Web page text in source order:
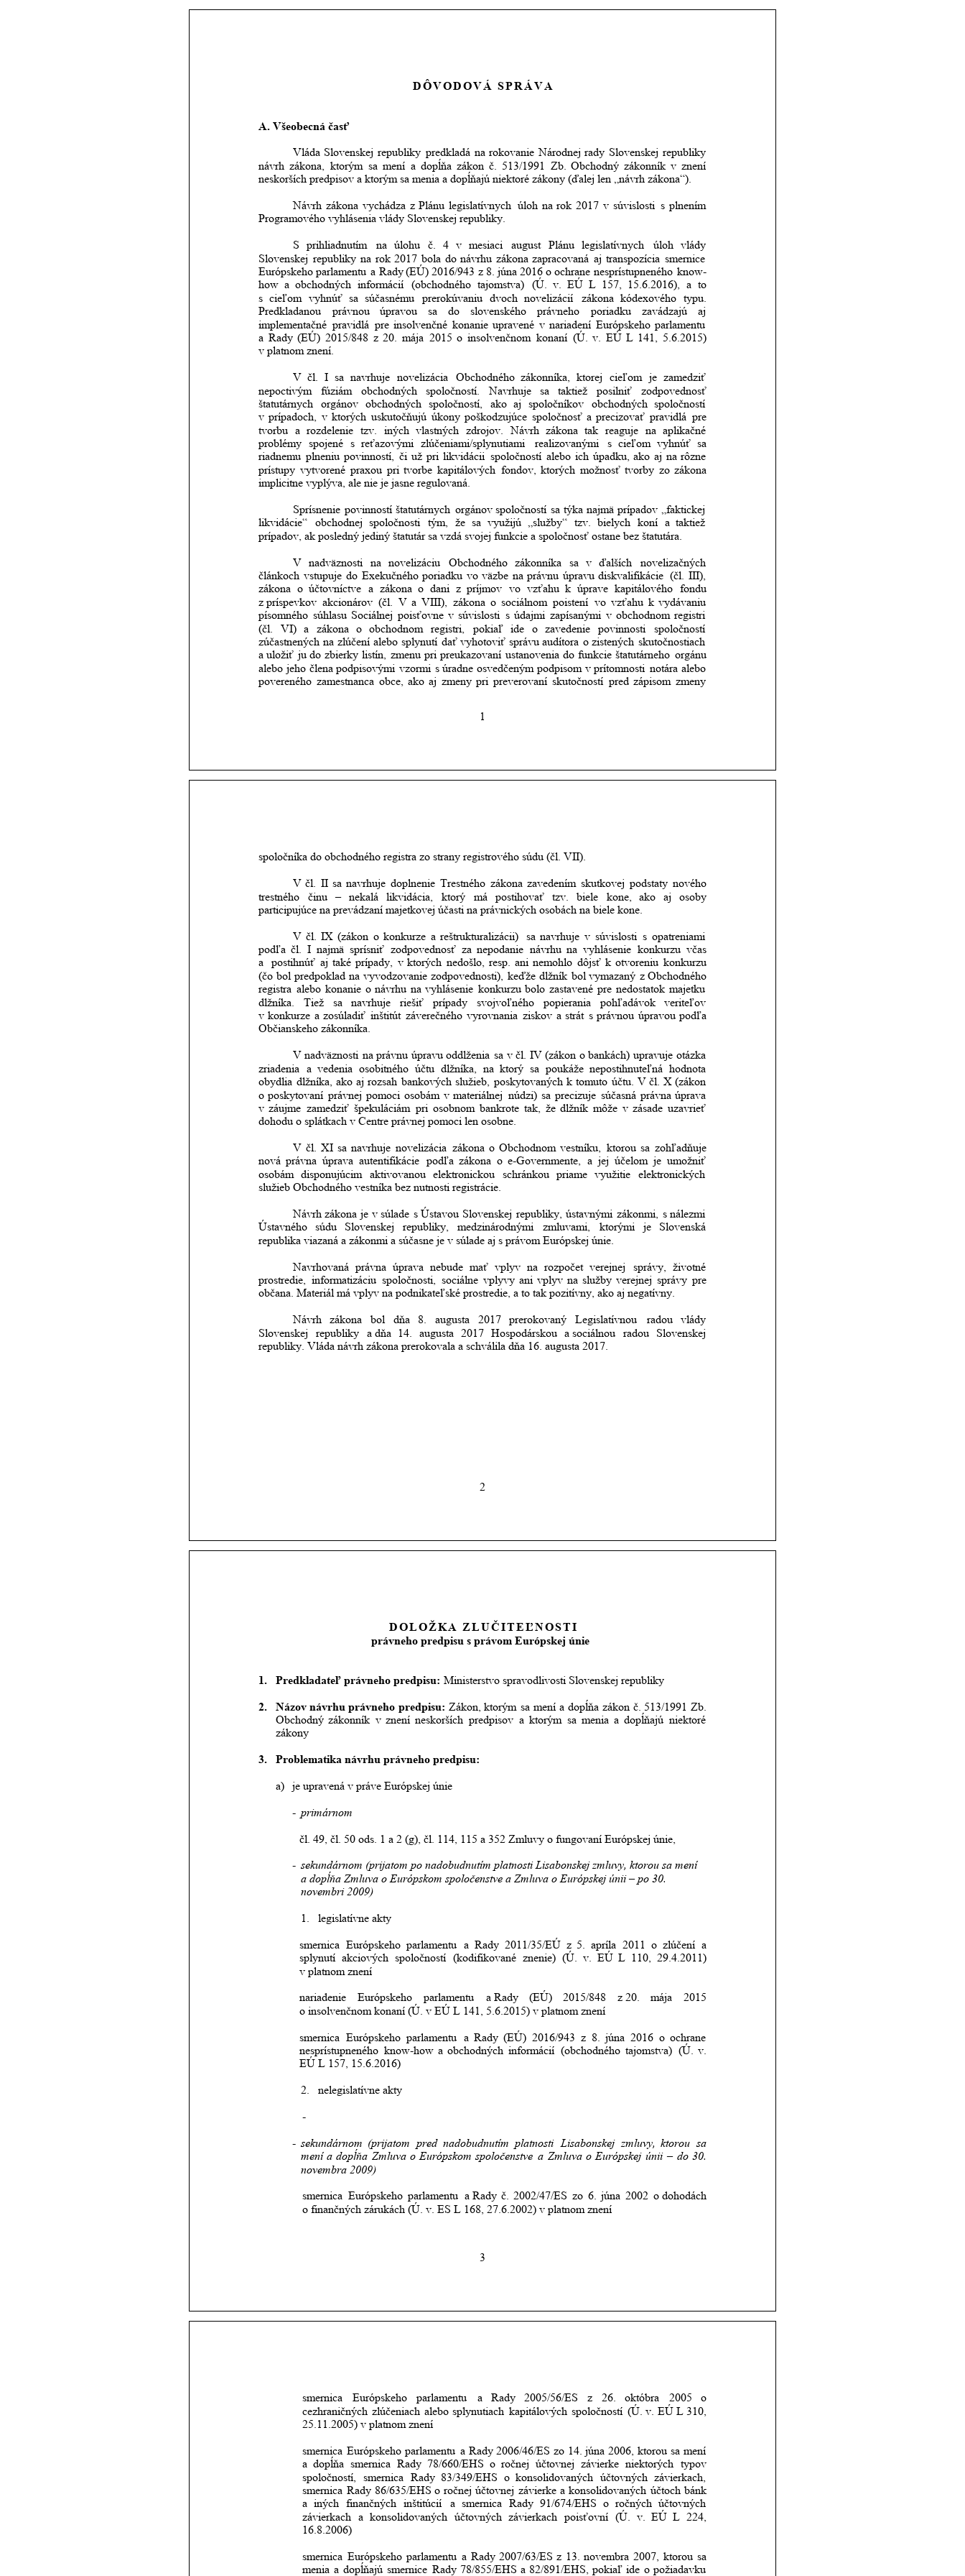
1
DÔVODOVÁ SPRÁVA
A. Všeobecná časť
Vláda Slovenskej republiky predkladá na rokovanie Národnej rady Slovenskej republiky
návrh zákona, ktorým sa mení a dopĺňa zákon č. 513/1991 Zb. Obchodný zákonník v znení
neskorších predpisov a ktorým sa menia a dopĺňajú niektoré zákony (ďalej len „návrh zákona“).
Návrh zákona vychádza z Plánu legislatívnych úloh na rok 2017 v súvislosti s plnením
Programového vyhlásenia vlády Slovenskej republiky.
S prihliadnutím na úlohu č. 4 v mesiaci august Plánu legislatívnych úloh
vlády
Slovenskej republiky na rok 2017 bola do návrhu zákona zapracovaná aj transpozícia smernice
Európskeho parlamentu a Rady (EÚ) 2016/943 z 8. júna 2016 o ochrane nesprístupneného know-
how a obchodných informácií (obchodného tajomstva) (Ú. v. EÚ L 157, 15.6.2016), a to
s cieľom vyhnúť sa súčasnému prerokúvaniu dvoch novelizácií zákona kódexového typu.
Predkladanou
právnou úpravou sa do slovenského právneho poriadku zavádzajú
aj
implementačné pravidlá pre insolvenčné konanie upravené v nariadení Európskeho parlamentu
a Rady (EÚ) 2015/848 z 20. mája 2015 o insolvenčnom konaní (Ú. v. EÚ L 141,
5.6.2015)
v platnom znení.
V čl. I sa navrhuje novelizácia Obchodného zákonníka, ktorej cieľom je zamedziť
nepoctivým
fúziám obchodných spoločností. Navrhuje sa taktiež posilniť
zodpovednosť
štatutárnych
orgánov obchodných spoločností, ako aj spoločníkov obchodných spoločností
v prípadoch, v ktorých uskutočňujú úkony poškodzujúce spoločnosť a precizovať pravidlá pre
tvorbu a rozdelenie tzv. iných vlastných zdrojov. Návrh zákona tak reaguje na aplikačné
problémy spojené s reťazovými zlúčeniami/splynutiami realizovanými s cieľom vyhnúť sa
riadnemu plneniu povinností, či už pri likvidácii spoločností alebo ich úpadku, ako aj na rôzne
prístupy vytvorené praxou pri tvorbe kapitálových fondov, ktorých možnosť tvorby zo zákona
implicitne vyplýva, ale nie je jasne regulovaná.
Sprísnenie povinností štatutárnych orgánov spoločností sa týka najmä prípadov
„faktickej
likvidácie“
obchodnej spoločnosti tým, že sa využijú „služby“ tzv. bielych koní a taktiež
prípadov, ak posledný jediný štatutár sa vzdá svojej funkcie a spoločnosť ostane bez štatutára.
V nadväznosti na novelizáciu Obchodného zákonníka sa v ďalších
novelizačných
článkoch vstupuje do Exekučného poriadku vo väzbe na právnu úpravu diskvalifikácie (čl. III),
zákona o účtovníctve a zákona o dani z príjmov vo vzťahu k úprave kapitálového
fondu
z príspevkov akcionárov (čl. V a VIII), zákona o sociálnom poistení vo vzťahu k vydávaniu
písomného súhlasu Sociálnej poisťovne v súvislosti s údajmi zapísanými v obchodnom registri
(čl.
VI) a zákona o obchodnom registri, pokiaľ ide o zavedenie povinnosti
spoločností
zúčastnených na zlúčení alebo splynutí dať vyhotoviť správu audítora o zistených skutočnostiach
a uložiť ju do zbierky listín, zmenu pri preukazovaní ustanovenia do funkcie štatutárneho orgánu
alebo jeho člena podpisovými vzormi s úradne osvedčeným podpisom v prítomnosti notára alebo
povereného zamestnanca obce, ako aj zmeny pri preverovaní skutočností pred zápisom zmeny
2
spoločníka do obchodného registra zo strany registrového súdu (čl. VII).
V čl. II sa navrhuje doplnenie Trestného zákona zavedením skutkovej podstaty nového
trestného
činu – nekalá likvidácia, ktorý má postihovať tzv. biele kone, ako aj
osoby
participujúce na prevádzaní majetkovej účasti na právnických osobách na biele kone.
V čl. IX (zákon o konkurze a reštrukturalizácii) sa navrhuje v súvislosti s opatreniami
podľa čl. I najmä sprísniť zodpovednosť za nepodanie návrhu na vyhlásenie konkurzu včas
a
postihnúť aj také prípady, v ktorých nedošlo, resp. ani nemohlo dôjsť k otvoreniu konkurzu
(čo bol predpoklad na vyvodzovanie zodpovednosti), keďže dlžník bol vymazaný z Obchodného
registra alebo konanie o návrhu na vyhlásenie konkurzu bolo zastavené pre nedostatok majetku
dlžníka.
Tiež sa navrhuje riešiť prípady svojvoľného popierania pohľadávok
veriteľov
v konkurze a zosúladiť inštitút záverečného vyrovnania ziskov a strát s právnou úpravou podľa
Občianskeho zákonníka.
V nadväznosti na právnu úpravu oddlženia sa v čl. IV (zákon o bankách) upravuje otázka
zriadenia
a vedenia osobitného účtu dlžníka, na ktorý sa poukáže nepostihnuteľná
hodnota
obydlia dlžníka, ako aj rozsah bankových služieb, poskytovaných k tomuto účtu. V čl. X (zákon
o poskytovaní právnej pomoci osobám v materiálnej núdzi) sa precizuje súčasná právna úprava
v záujme zamedziť špekuláciám pri osobnom bankrote tak, že dlžník môže v zásade uzavrieť
dohodu o splátkach v Centre právnej pomoci len osobne.
V čl. XI sa navrhuje novelizácia zákona o Obchodnom vestníku, ktorou sa zohľadňuje
nová právna úprava autentifikácie podľa zákona o e-Governmente, a jej účelom je umožniť
osobám disponujúcim aktivovanou elektronickou schránkou priame využitie
elektronických
služieb Obchodného vestníka bez nutnosti registrácie.
Návrh zákona je v súlade s Ústavou Slovenskej republiky, ústavnými zákonmi, s nálezmi
Ústavného
súdu Slovenskej republiky, medzinárodnými zmluvami, ktorými je
Slovenská
republika viazaná a zákonmi a súčasne je v súlade aj s právom Európskej únie.
Navrhovaná právna úprava nebude mať vplyv na rozpočet verejnej správy,
životné
prostredie,
informatizáciu spoločnosti, sociálne vplyvy ani vplyv na služby verejnej správy pre
občana. Materiál má vplyv na podnikateľské prostredie, a to tak pozitívny, ako aj negatívny.
Návrh zákona bol dňa 8. augusta 2017 prerokovaný Legislatívnou radou
vlády
Slovenskej
republiky a dňa 14. augusta 2017 Hospodárskou a sociálnou radou
Slovenskej
republiky. Vláda návrh zákona prerokovala a schválila dňa 16. augusta 2017.
3
DOLOŽKA ZLUČITEĽNOSTI
právneho predpisu s právom Európskej únie
1. Predkladateľ právneho predpisu: Ministerstvo spravodlivosti Slovenskej republiky
2. Názov návrhu právneho predpisu: Zákon, ktorým sa mení a dopĺňa zákon č. 513/1991 Zb.
Obchodný zákonník v znení neskorších predpisov a ktorým sa menia a dopĺňajú niektoré
zákony
3. Problematika návrhu právneho predpisu:
a) je upravená v práve Európskej únie
- primárnom
čl. 49, čl. 50 ods. 1 a 2 (g), čl. 114, 115 a 352 Zmluvy o fungovaní Európskej únie,
- sekundárnom (prijatom po nadobudnutím platnosti Lisabonskej zmluvy, ktorou sa mení
a dopĺňa Zmluva o Európskom spoločenstve a Zmluva o Európskej únii – po 30.
novembri 2009)
1. legislatívne akty
smernica Európskeho parlamentu a Rady 2011/35/EÚ z 5. apríla 2011 o zlúčení a
splynutí akciových spoločností (kodifikované znenie) (Ú. v. EÚ L 110,
29.4.2011)
v platnom znení
nariadenie Európskeho parlamentu a Rady (EÚ) 2015/848 z 20. mája
2015
o insolvenčnom konaní (Ú. v EÚ L 141, 5.6.2015) v platnom znení
smernica Európskeho parlamentu a Rady (EÚ) 2016/943 z 8. júna 2016 o ochrane
nesprístupneného know-how a obchodných informácií (obchodného tajomstva) (Ú. v.
EÚ L 157, 15.6.2016)
2. nelegislatívne akty
-
- sekundárnom (prijatom pred nadobudnutím platnosti Lisabonskej zmluvy, ktorou sa
mení a dopĺňa Zmluva o Európskom spoločenstve a Zmluva o Európskej únii – do 30.
novembra 2009)
smernica Európskeho parlamentu a Rady č. 2002/47/ES zo 6. júna 2002 o dohodách
o finančných zárukách (Ú. v. ES L 168, 27.6.2002) v platnom znení
smernica Európskeho parlamentu a Rady 2005/56/ES z 26. októbra 2005
o
cezhraničných zlúčeniach alebo splynutiach kapitálových spoločností (Ú. v. EÚ L 310,
25.11.2005) v platnom znení
smernica Európskeho parlamentu a Rady 2006/46/ES zo 14. júna 2006, ktorou sa mení
a dopĺňa smernica Rady 78/660/EHS o ročnej účtovnej závierke niektorých
typov
spoločností,
smernica Rady 83/349/EHS o konsolidovaných účtovných závierkach,
smernica Rady 86/635/EHS o ročnej účtovnej závierke a konsolidovaných účtoch bánk
a iných finančných inštitúcií a smernica Rady 91/674/EHS o ročných účtovných
závierkach
a konsolidovaných účtovných závierkach poisťovní (Ú. v. EÚ L 224,
16.8.2006)
smernica Európskeho parlamentu a Rady 2007/63/ES z 13. novembra 2007, ktorou sa
menia a dopĺňajú smernice Rady 78/855/EHS a 82/891/EHS, pokiaľ ide o požiadavku